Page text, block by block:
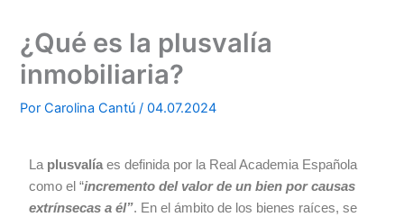
¿Qué es la plusvalía
inmobiliaria?
PorCarolina Cantú/04.07.2024
La plusvalíaes definida por la Real Academia Española
como el “incremento del valor de un bien por causas
extrínsecas a él”. En el ámbito de los bienes raíces, se